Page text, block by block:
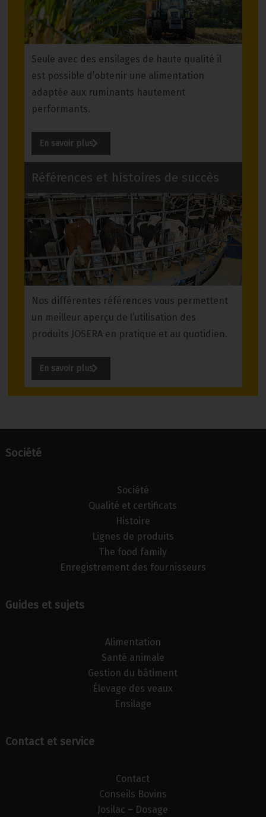
Seule avec des ensilages de haute qualité il
est possible d’obtenir une alimentation
adaptée aux ruminants hautement
performants.
En savoir plus
Références et histoires de succès
Nos différentes références vous permettent
un meilleur aperçu de l’utilisation des
produits JOSERA en pratique et au quotidien.
En savoir plus
Société
Société
Qualité et certificats
Histoire
Lignes de produits
The food family
Enregistrement des fournisseurs
Guides et sujets
Alimentation
Santé animale
Gestion du bâtiment
Élevage des veaux
Ensilage
Contact et service
Contact
Conseils Bovins
Josilac – Dosage